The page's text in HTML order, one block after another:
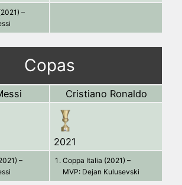
–
Copas
Cristiano Ronaldo
2021
–
Coppa Italia (2021) –
MVP: Dejan Kulusevski